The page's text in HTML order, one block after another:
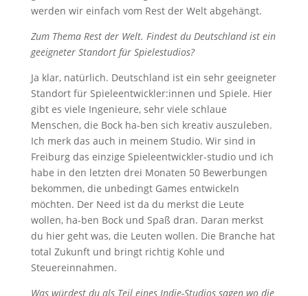
werden wir einfach vom Rest der Welt abgehängt.
Zum Thema Rest der Welt. Findest du Deutschland ist ein
geeigneter Standort für Spielestudios?
Ja klar, natürlich. Deutschland ist ein sehr geeigneter
Standort für Spieleentwickler:innen und Spiele. Hier
gibt es viele Ingenieure, sehr viele schlaue
Menschen, die Bock ha-ben sich kreativ auszuleben.
Ich merk das auch in meinem Studio. Wir sind in
Freiburg das einzige Spieleentwickler-studio und ich
habe in den letzten drei Monaten 50 Bewerbungen
bekommen, die unbedingt Games entwickeln
möchten. Der Need ist da du merkst die Leute
wollen, ha-ben Bock und Spaß dran. Daran merkst
du hier geht was, die Leuten wollen. Die Branche hat
total Zukunft und bringt richtig Kohle und
Steuereinnahmen.
Was würdest du als Teil eines Indie-Studios sagen wo die